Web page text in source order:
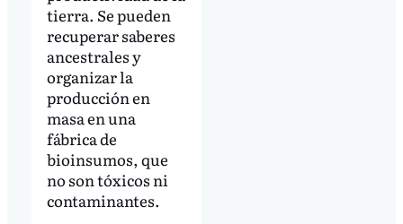
tierra. Se pueden
recuperar saberes
ancestrales y
organizar la
producción en
masa en una
fábrica de
bioinsumos, que
no son tóxicos ni
contaminantes.